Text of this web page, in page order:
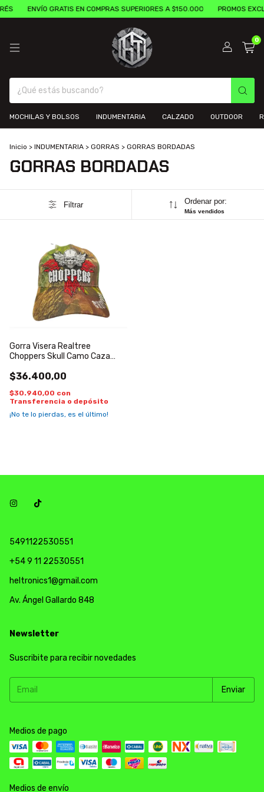
ENVÍO GRATIS EN COMPRAS SUPERIORES A $150.000 PROMOS
0
MOCHILAS Y BOLSOS INDUMENTARIA CALZADO OUTDOOR
Inicio > INDUMENTARIA > GORRAS > GORRAS BORDADAS
GORRAS BORDADAS
Filtrar Ordenar por:
Más vendidos
Gorra Visera Realtree
Choppers Skull Camo Caza
$36.400,00
$30.940,00 con
Transferencia o depósito
¡No te lo pierdas, es el último!
5491122530551
+54 9 11 22530551
heltronics1@gmail.com
Av. Ángel Gallardo 848
Newsletter
Suscribite para recibir novedades
Medios de pago
Medios de envío